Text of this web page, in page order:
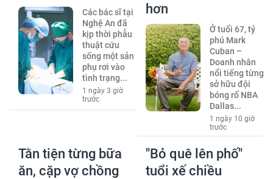
Các bác sĩ tại
Nghệ An đã
kịp thời phẫu
thuật cứu
sống một sản
phụ rơi vào
tình trạng...
1 ngày 3 giờ
trước
hơn
Ở tuổi 67, tỷ
phú Mark
Cuban –
Doanh nhân
nổi tiếng từng
sở hữu đội
bóng rổ NBA
Dallas...
1 ngày 10 giờ
trước
Tằn tiện từng bữa
ăn, cặp vợ chồng
"Bỏ quê lên phố"
tuổi xế chiều